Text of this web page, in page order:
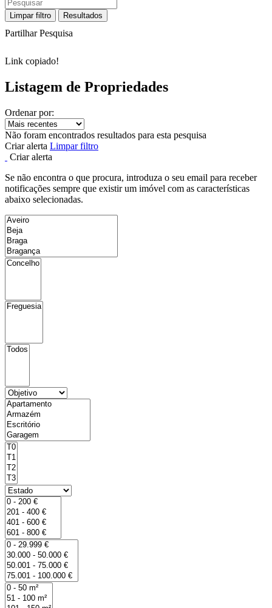
Limpar filtro Resultados
Partilhar Pesquisa
Link copiado!
Listagem de Propriedades
Ordenar por:
Não foram encontrados resultados para esta pesquisa
Criar alerta Limpar filtro
Criar alerta
Se não encontra o que procura, introduza o seu email para receber
notificações sempre que existir um imóvel com as características
abaixo selecionadas.